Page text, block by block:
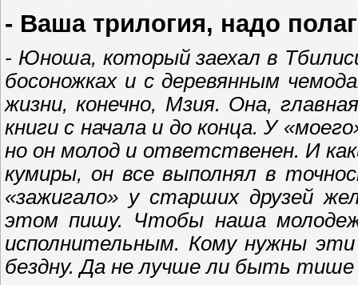
- Ваша трилогия, надо
- Юноша, который заехал в
босоножках и с деревянным
жизни, конечно, Мзия. Она,
книги с начала и до конца. У
но он молод и ответственен. И
кумиры, он все выполнял в
«зажигало» у старших друзей
этом пишу. Чтобы наша
исполнительным. Кому нужны
бездну. Да не лучше ли быть